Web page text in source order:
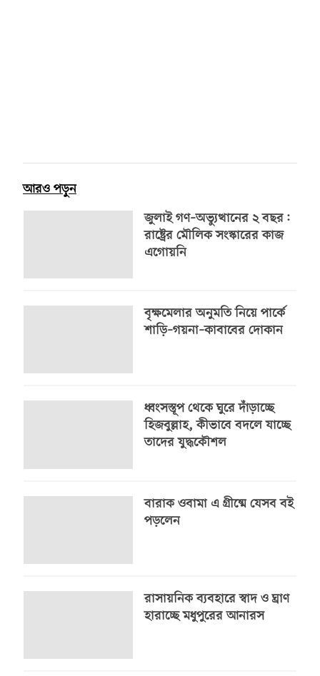
আরও পড়ুন
জুলাই গণ–অভ্যুত্থানের ২ বছর:
রাষ্ট্রের মৌলিক সংস্কারের কাজ
এগোয়নি
বৃক্ষমেলার অনুমতি নিয়ে পার্কে
শাড়ি–গয়না–কাবাবের দোকান
ধ্বংসস্তূপ থেকে ঘুরে দাঁড়াচ্ছে
হিজবুল্লাহ, কীভাবে বদলে যাচ্ছে
তাদের যুদ্ধকৌশল
বারাক ওবামা এ গ্রীষ্মে যেসব বই
পড়লেন
রাসায়নিক ব্যবহারে স্বাদ ও ঘ্রাণ
হারাচ্ছে মধুপুরের আনারস